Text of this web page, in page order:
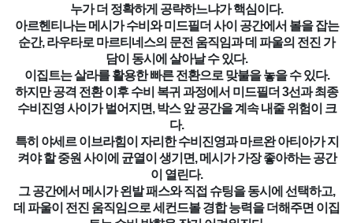
누가 더 정확하게 공략하느냐가 핵심이다.
아르헨티나는 메시가 수비와 미드필더 사이 공간에서 볼을 잡는
순간, 라우타로 마르티네스의 문전 움직임과 데 파울의 전진 가
담이 동시에 살아날 수 있다.
이집트는 살라를 활용한 빠른 전환으로 맞불을 놓을 수 있다.
하지만 공격 전환 이후 수비 복귀 과정에서 미드필더 3선과 최종
수비진영 사이가 벌어지면, 박스 앞 공간을 계속 내줄 위험이 크
다.
특히 야세르 이브라힘이 자리한 수비진영과 마르완 아티아가 지
켜야 할 중원 사이에 균열이 생기면, 메시가 가장 좋아하는 공간
이 열린다.
그 공간에서 메시가 왼발 패스와 직접 슈팅을 동시에 선택하고,
데 파울이 전진 움직임으로 세컨드볼 경합 능력을 더해주면 이집